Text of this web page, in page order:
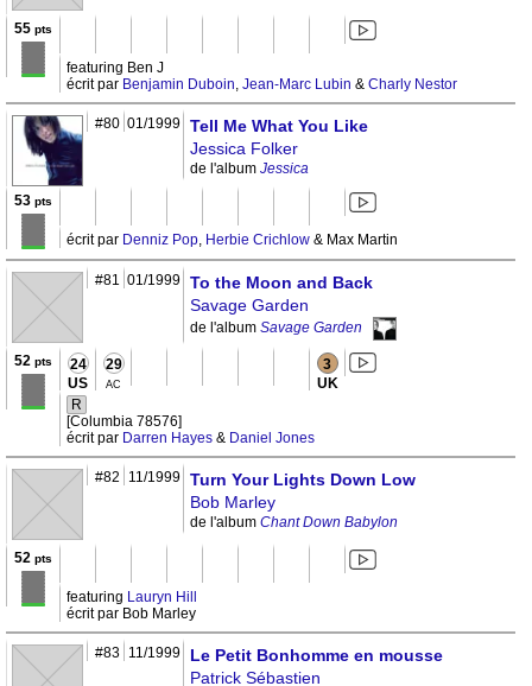
55 pts
featuring Ben J
écrit par Benjamin Duboin, Jean-Marc Lubin & Charly Nestor
#80 01/1999 Tell Me What You Like
Jessica Folker
de l'album Jessica
53 pts
écrit par Denniz Pop, Herbie Crichlow & Max Martin
#81 01/1999 To the Moon and Back
Savage Garden
de l'album Savage Garden
52 pts 24
US
29
AC
3
UK
R
[Columbia 78576]
écrit par Darren Hayes & Daniel Jones
#82 11/1999
Turn Your Lights Down Low
Bob Marley
de l'album Chant Down Babylon
52 pts
featuring Lauryn Hill
écrit par Bob Marley
#83 11/1999
Le Petit Bonhomme en mousse
Patrick Sébastien